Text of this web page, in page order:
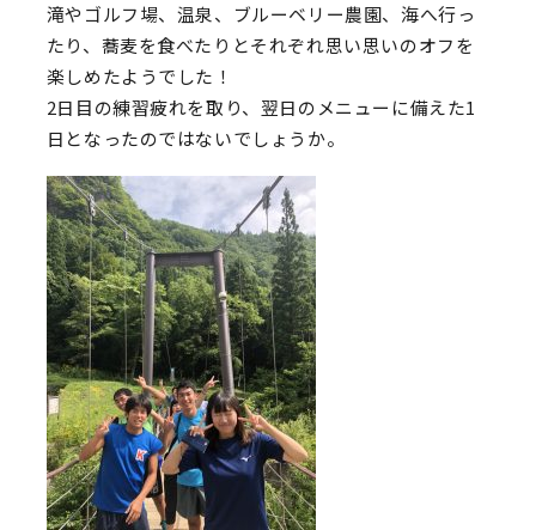
滝やゴルフ場、温泉、ブルーベリー農園、海へ行っ
たり、蕎麦を食べたりとそれぞれ思い思いのオフを
楽しめたようでした！
2日目の練習疲れを取り、翌日のメニューに備えた1
日となったのではないでしょうか。